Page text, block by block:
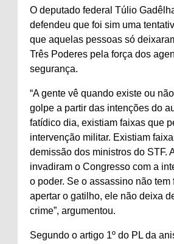
O deputado federal Túlio
defendeu que foi sim uma
que aquelas pessoas só
Três Poderes pela força dos
segurança.
“A gente vê quando existe ou
golpe a partir das intenções do
fatídico dia, existiam faixas que
intervenção militar. Existiam
demissão dos ministros do STF.
invadiram o Congresso com a
o poder. Se o assassino não tem
apertar o gatilho, ele não deixa
crime”, argumentou.
Segundo o artigo 1º do PL da